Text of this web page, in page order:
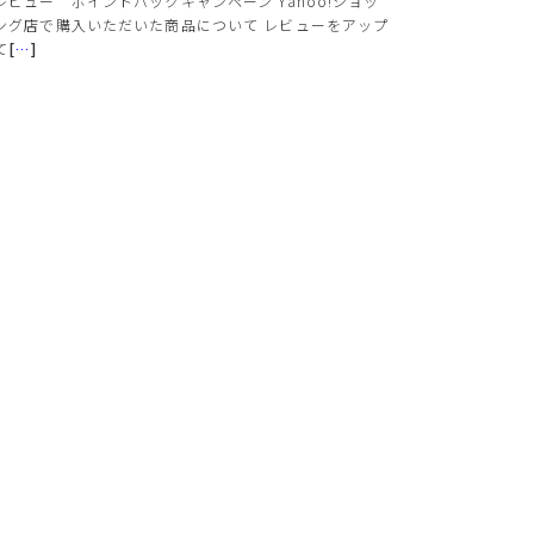
グ店で購入いただいた商品について レビューをアップ
[…]